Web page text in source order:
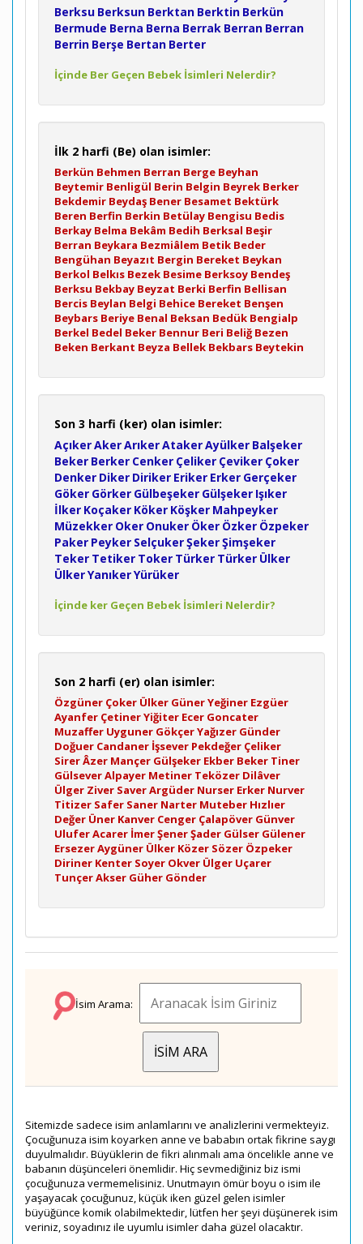
Berksu Berksun Berktan Berktin Berkün
Bermude Berna Berna Berrak Berran Berran
Berrin Berşe Bertan Berter
İçinde Ber Geçen Bebek İsimleri Nelerdir?
İlk 2 harfi (Be) olan isimler:
Berkün Behmen Berran Berge Beyhan
Beytemir Benligül Berin Belgin Beyrek Berker
Bekdemir Beydaş Bener Besamet Bektürk
Beren Berfin Berkin Betülay Bengisu Bedis
Berkay Belma Bekâm Bedih Berksal Beşir
Berran Beykara Bezmiâlem Betik Beder
Bengühan Beyazıt Bergin Bereket Beykan
Berkol Belkıs Bezek Besime Berksoy Bendeş
Berksu Bekbay Beyzat Berki Berfin Bellisan
Bercis Beylan Belgi Behice Bereket Benşen
Beybars Beriye Benal Beksan Bedük Bengialp
Berkel Bedel Beker Bennur Beri Beliğ Bezen
Beken Berkant Beyza Bellek Bekbars Beytekin
Son 3 harfi (ker) olan isimler:
AçıkerAkerArıkerAtakerAyülker Balşeker
Beker Berker Cenker Çeliker Çeviker Çoker
Denker Diker Diriker Eriker Erker Gerçeker
Göker Görker Gülbeşeker Gülşeker Işıker
İlker Koçaker Köker Köşker Mahpeyker
Müzekker Oker Onuker Öker Özker Özpeker
Paker Peyker SelçukerŞekerŞimşeker
Teker Tetiker Toker Türker Türker Ülker
ÜlkerYanıkerYürüker
İçinde ker Geçen Bebek İsimleri Nelerdir?
Son 2 harfi (er) olan isimler:
Özgüner Çoker Ülker GünerYeğiner Ezgüer
Ayanfer ÇetinerYiğiter Ecer Goncater
Muzaffer Uyguner GökçerYağızer Günder
Doğuer Candaner İşsever Pekdeğer Çeliker
SirerÂzer Mançer Gülşeker Ekber Beker Tiner
GülseverAlpayer Metiner Teközer Dilâver
Ülger Ziver SaverArgüder Nurser Erker Nurver
Titizer Safer Saner Narter Muteber Hızlıer
Değer Üner Kanver Cenger Çalapöver Günver
UluferAcarer İmerŞenerŞader Gülser Gülener
ErsezerAygüner Ülker Közer Sözer Özpeker
Diriner Kenter Soyer Okver Ülger Uçarer
TunçerAkser Güher Gönder
İsim Arama:
Sitemizde sadece isim anlamlarını ve analizlerini vermekteyiz.
Çocuğunuza isim koyarken anne ve bababın ortak fikrine saygı
duyulmalıdır. Büyüklerin de fikri alınmalı ama öncelikle anne ve
babanın düşünceleri önemlidir. Hiç sevmediğiniz biz ismi
çocuğunuza vermemelisiniz. Unutmayın ömür boyu o isim ile
yaşayacak çocuğunuz, küçük iken güzel gelen isimler
büyüğünce komik olabilmektedir, lütfen her şeyi düşünerek isim
veriniz, soyadınız ile uyumlu isimler daha güzel olacaktır.